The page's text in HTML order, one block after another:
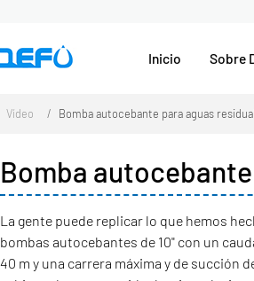
Inicio Sobre
Vídeo Bomba autocebante para aguas
Bomba
La gente puede replicar lo que hemos
bombas autocebantes de 10" con un
40 m y una carrera máxima y de succión